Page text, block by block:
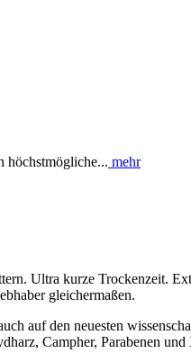
höchstmögliche... mehr
Ultra kurze Trockenzeit.
gleichermaßen.
auf den neuesten
Campher, Parabenen